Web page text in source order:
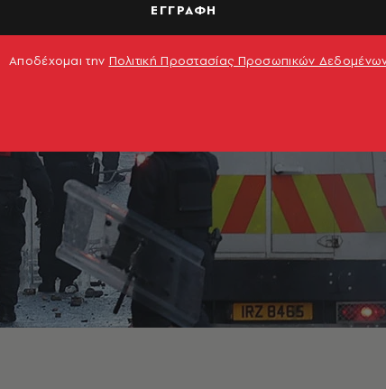
ΕΓΓΡΑΦΗ
Αποδέχομαι την Πολιτική Προστασίας Προσωπικών